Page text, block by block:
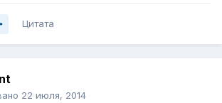
Цитата
22 июля, 2014